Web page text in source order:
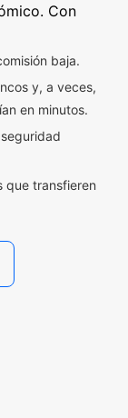
Con
baja.
y, a veces,
en minutos.
que transfieren